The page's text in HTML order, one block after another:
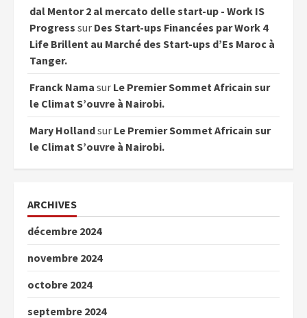
dal Mentor 2 al mercato delle start-up - Work IS
Progress sur Des Start-ups Financées par Work 4
Life Brillent au Marché des Start-ups d’Es Maroc à
Tanger.
Franck Nama sur Le Premier Sommet Africain sur
le Climat S’ouvre à Nairobi.
Mary Hollandsur Le Premier Sommet Africain sur
le Climat S’ouvre à Nairobi.
ARCHIVES
décembre 2024
novembre 2024
octobre 2024
septembre 2024